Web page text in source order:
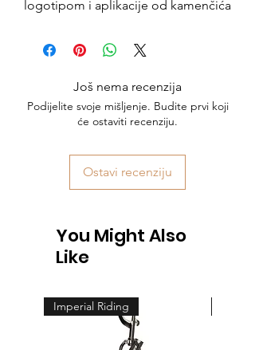
logotipom i aplikacije od kamenčića
Još nema recenzija
Podijelite svoje mišljenje. Budite prvi koji
će ostaviti recenziju.
Ostavi recenziju
You Might Also
Like
Imperial Riding